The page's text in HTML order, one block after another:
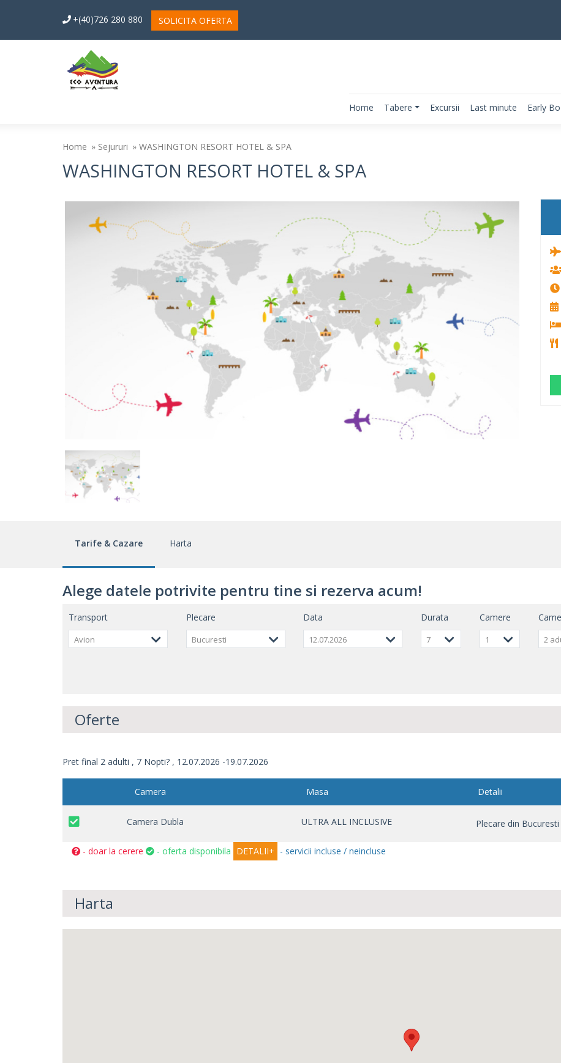
+(40)726 280 880 SOLICITA OFERTA
Home Tabere Excursii Last minute Early
Home Sejururi WASHINGTON RESORT HOTEL & SPA
WASHINGTON RESORT HOTEL & SPA
Tarife & Cazare Harta
Alege datele potrivite pentru tine si rezerva acum!
Transport
Avion
Plecare
Bucuresti
Data
12.07.2026
Durata
7
Camere
1 2
Oferte
Pret final 2 adulti , 7 Nopti? , 12.07.2026 -19.07.2026
Camera Masa Detalii
Camera Dubla ULTRA ALL INCLUSIVE Plecare din
- doar la cerere - oferta disponibila DETALII+ - servicii incluse / neincluse
Harta